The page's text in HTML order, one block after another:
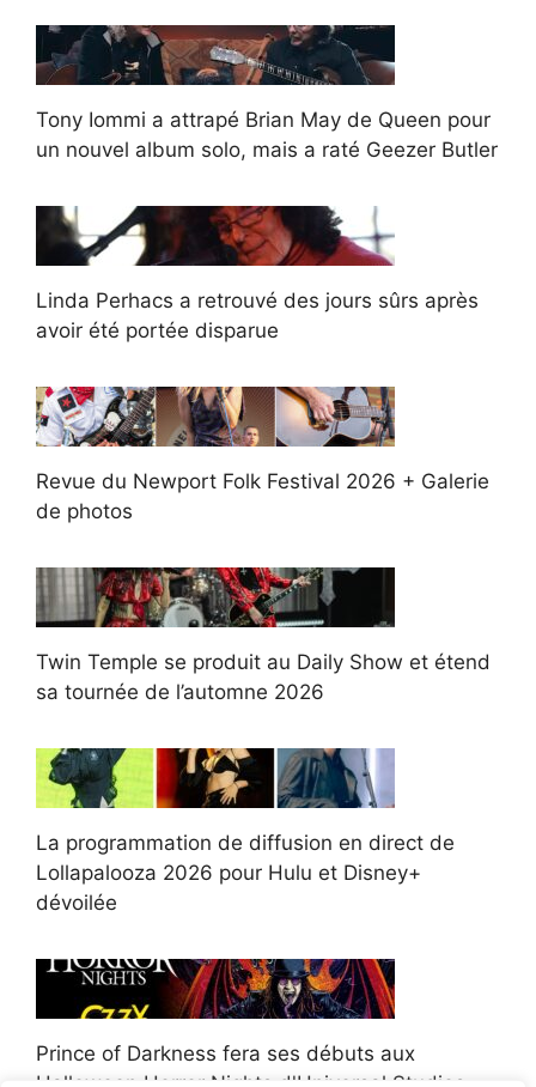
Tony Iommi a attrapé Brian May de Queen pour
un nouvel album solo, mais a raté Geezer Butler
Linda Perhacs a retrouvé des jours sûrs après
avoir été portée disparue
Revue du Newport Folk Festival 2026 + Galerie
de photos
Twin Temple se produit au Daily Show et étend
sa tournée de l’automne 2026
La programmation de diffusion en direct de
Lollapalooza 2026 pour Hulu et Disney+
dévoilée
Prince of Darkness fera ses débuts aux